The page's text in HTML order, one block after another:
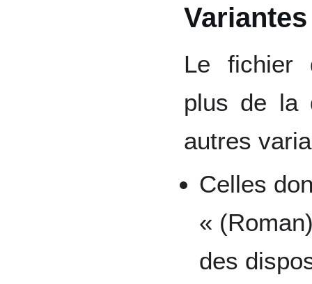
Variantes
Le fichier
plus de la
autres
Celles
«
des